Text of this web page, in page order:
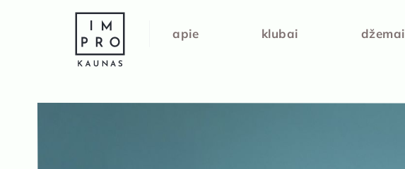
IMPRO Kaunas
apie klubai džemai